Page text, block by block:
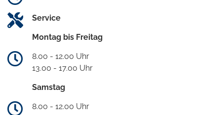
Service
Montag bis Freitag
8.00 - 12.00 Uhr
13.00 - 17.00 Uhr
Samstag
8.00 - 12.00 Uhr